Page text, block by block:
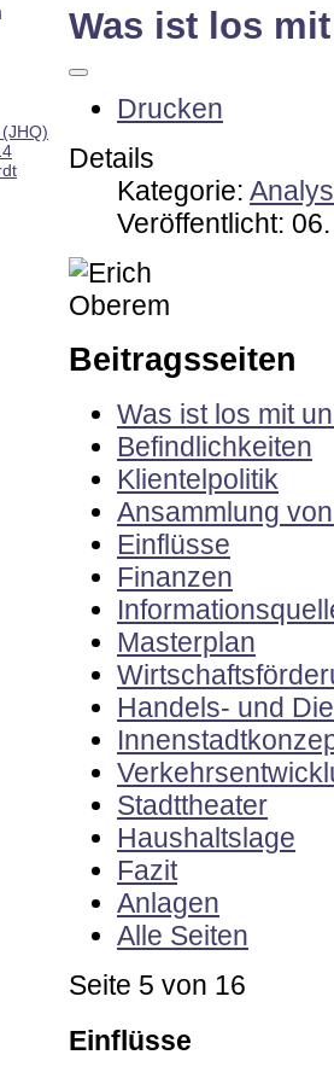
Was ist los
Drucken
Details
Kategorie:
Veröffentlicht:
Beitragsseiten
Was ist los mit
Befindlichkeiten
Klientelpolitik
Ansammlung
Einflüsse
Finanzen
Masterplan
Handels- und
Stadttheater
Haushaltslage
Fazit
Anlagen
Alle Seiten
Seite 5 von 16
Einflüsse